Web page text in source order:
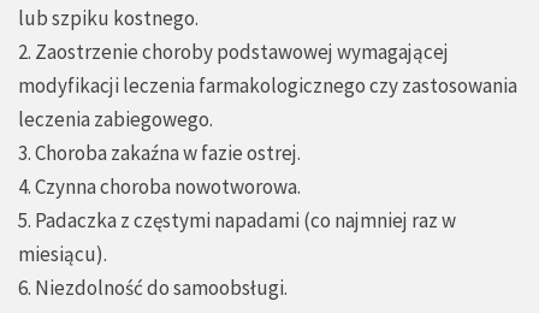
lub szpiku kostnego.
2. Zaostrzenie choroby podstawowej wymagającej
modyfikacji leczenia farmakologicznego czy zastosowania
leczenia zabiegowego.
3. Choroba zakaźna w fazie ostrej.
4. Czynna choroba nowotworowa.
5. Padaczka z częstymi napadami (co najmniej raz w
miesiącu).
6. Niezdolność do samoobsługi.